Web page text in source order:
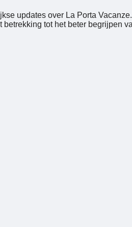
updates over La Porta
tot het beter begrijpen